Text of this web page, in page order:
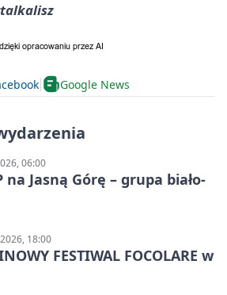
Google News
06:00
na Jasną Górę – grupa biało-
18:00
FESTIWAL FOCOLARE w